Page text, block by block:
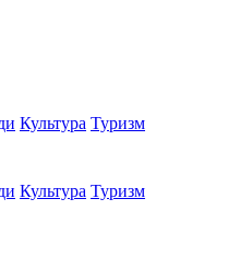
Культура Туризм
Культура Туризм